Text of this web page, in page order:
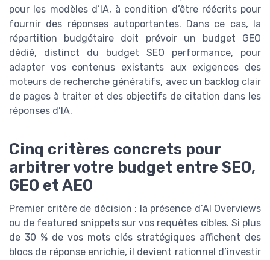
pour les modèles d’IA, à condition d’être réécrits pour
fournir des réponses autoportantes. Dans ce cas, la
répartition budgétaire doit prévoir un budget GEO
dédié, distinct du budget SEO performance, pour
adapter vos contenus existants aux exigences des
moteurs de recherche génératifs, avec un backlog clair
de pages à traiter et des objectifs de citation dans les
réponses d’IA.
Cinq critères concrets pour
arbitrer votre budget entre SEO,
GEO et AEO
Premier critère de décision : la présence d’AI Overviews
ou de featured snippets sur vos requêtes cibles. Si plus
de 30 % de vos mots clés stratégiques affichent des
blocs de réponse enrichie, il devient rationnel d’investir